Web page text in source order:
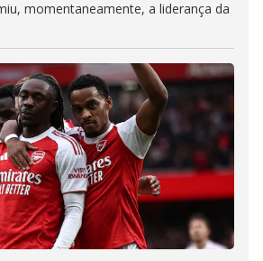
momentaneamente, a liderança da